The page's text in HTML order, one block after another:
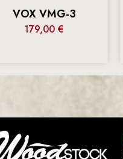
VOX VMG-3
179,00 €